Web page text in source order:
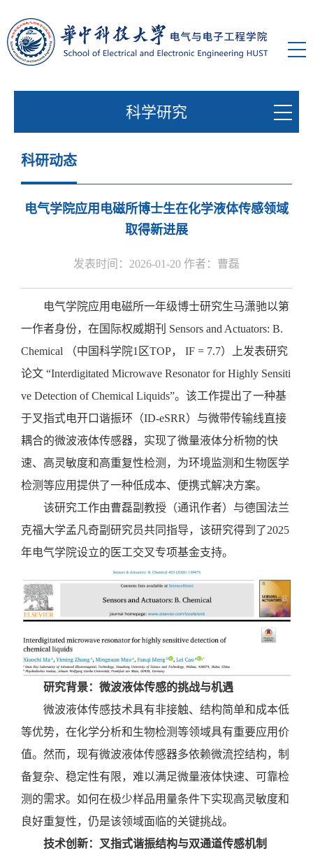
科学研究
科研动态
电气学院应用电磁所博士生在化学液体传感领域
取得新进展
发表时间：2026-01-20 作者：曹磊
电气学院应用电磁所一年级博士研究生马潇驰以第
一作者身份，在国际权威期刊 Sensors and Actuators: B.
Chemical （中国科学院1区TOP， IF = 7.7）上发表研究
论文 “Interdigitated Microwave Resonator for Highly Sensiti
ve Detection of Chemical Liquids”。该工作提出了一种基
于叉指式电开口谐振环（ID-eSRR）与微带传输线直接
耦合的微波液体传感器，实现了微量液体分析物的快
速、高灵敏度和高重复性检测，为环境监测和生物医学
检测等应用提供了一种低成本、便携式解决方案。
该研究工作由曹磊副教授（通讯作者）与德国法兰
克福大学孟凡奇副研究员共同指导，该研究得到了2025
年电气学院设立的医工交叉专项基金支持。
研究背景：微波液体传感的挑战与机遇
微波液体传感技术具有非接触、结构简单和成本低
等优势，在化学分析和生物检测等领域具有重要应用价
值。然而，现有微波液体传感器多依赖微流控结构，制
备复杂、稳定性有限，难以满足微量液体快速、可靠检
测的需求。如何在极少样品用量条件下实现高灵敏度和
良好重复性，仍是该领域面临的关键挑战。
技术创新：叉指式谐振结构与双通道传感机制